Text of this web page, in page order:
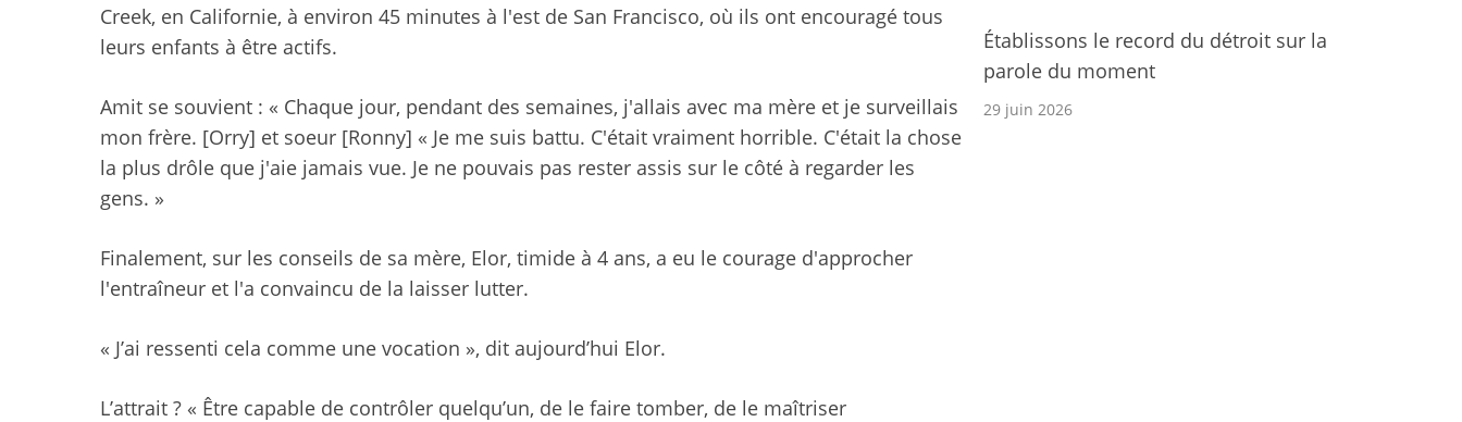
Creek, en Californie, à environ 45 minutes à l'est de San Francisco, où ils ont encouragé tous
leurs enfants à être actifs.
Amit se souvient : « Chaque jour, pendant des semaines, j'allais avec ma mère et je surveillais
mon frère. [Orry] et soeur [Ronny] « Je me suis battu. C'était vraiment horrible. C'était la chose
la plus drôle que j'aie jamais vue. Je ne pouvais pas rester assis sur le côté à regarder les
gens. »
Finalement, sur les conseils de sa mère, Elor, timide à 4 ans, a eu le courage d'approcher
l'entraîneur et l'a convaincu de la laisser lutter.
« J’ai ressenti cela comme une vocation », dit aujourd’hui Elor.
L’attrait ? « Être capable de contrôler quelqu’un, de le faire tomber, de le maîtriser
Établissons le record du détroit sur la
parole du moment
29 juin 2026